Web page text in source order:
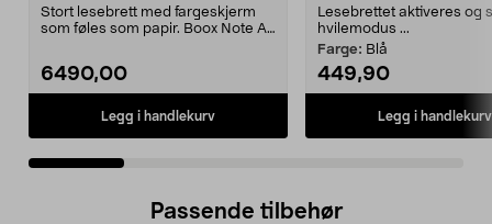
Stort lesebrett med fargeskjerm
som føles som papir. Boox Note Air
6490,00
Legg i handlekurv
Lesebrettet aktiveres og
hvilemodus ...
Farge: Blå
449,90
Legg i handlekurv
Passende tilbehør